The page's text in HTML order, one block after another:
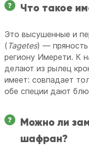
Что такое
Это высушенные и
( Tagetes) — пряность
региону Имерети. К
делают из рылец
имеет: совпадает
обе специи дают
Можно ли
шафран?